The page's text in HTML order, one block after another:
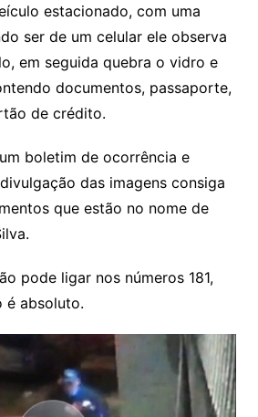
estacionado, com uma
ser de um celular ele observa
em seguida quebra o vidro e
documentos, passaporte,
de crédito.
boletim de ocorrência e
das imagens consiga
que estão no nome de
pode ligar nos números 181,
é absoluto.